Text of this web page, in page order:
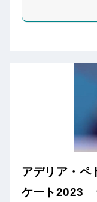
アデリア・
ケート2023